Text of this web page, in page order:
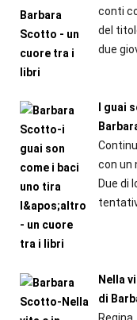
conti
del
due
I guai
con un
Due di
Nella
di